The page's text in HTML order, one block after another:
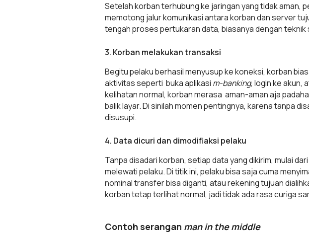
Setelah korban terhubung ke jaringan yang tidak aman,
memotong jalur komunikasi antara korban dan server
tengah proses pertukaran data, biasanya dengan teknik
3. Korban melakukan transaksi
Begitu pelaku berhasil menyusup ke koneksi, korban
aktivitas seperti buka aplikasi m-banking, login ke akun,
kelihatan normal, korban merasa aman-aman aja
balik layar. Di sinilah momen pentingnya, karena tanpa
disusupi.
4. Data dicuri dan dimodifiaksi pelaku
Tanpa disadari korban, setiap data yang dikirim, mulai
melewati pelaku. Di titik ini, pelaku bisa saja cuma
nominal transfer bisa diganti, atau rekening tujuan
korban tetap terlihat normal, jadi tidak ada rasa curiga
Contoh serangan man in the middle